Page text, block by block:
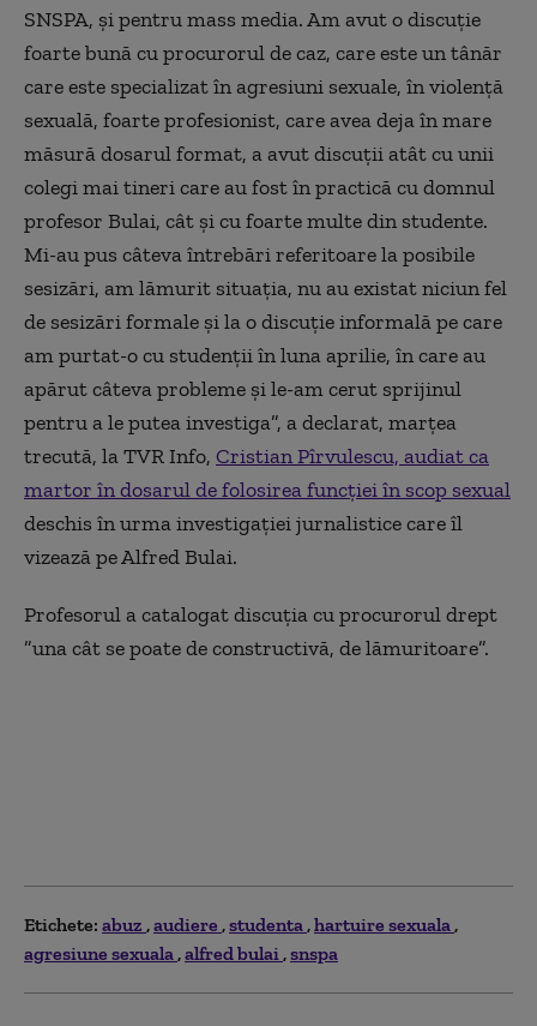
SNSPA, şi pentru mass media. Am avut o discuţie
foarte bună cu procurorul de caz, care este un tânăr
care este specializat în agresiuni sexuale, în violenţă
sexuală, foarte profesionist, care avea deja în mare
măsură dosarul format, a avut discuţii atât cu unii
colegi mai tineri care au fost în practică cu domnul
profesor Bulai, cât şi cu foarte multe din studente.
Mi-au pus câteva întrebări referitoare la posibile
sesizări, am lămurit situaţia, nu au existat niciun fel
de sesizări formale şi la o discuţie informală pe care
am purtat-o cu studenţii în luna aprilie, în care au
apărut câteva probleme şi le-am cerut sprijinul
pentru a le putea investiga”, a declarat, marţea
trecută, la TVR Info, Cristian Pîrvulescu, audiat ca
martor în dosarul de folosirea funcţiei în scop sexual
deschis în urma investigaţiei jurnalistice care îl
vizează pe Alfred Bulai.
Profesorul a catalogat discuţia cu procurorul drept
”una cât se poate de constructivă, de lămuritoare”.
Etichete: abuz audiere studenta hartuire sexuala
agresiune sexuala alfred bulai snspa